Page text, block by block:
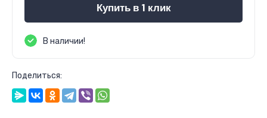
Купить в 1 клик
В наличии!
Поделиться: